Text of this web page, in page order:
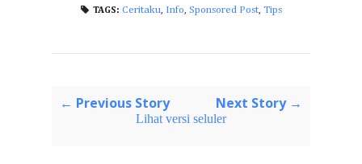
TAGS: Ceritaku, Info, Sponsored Post, Tips
← Previous Story Next Story →
Lihat versi seluler